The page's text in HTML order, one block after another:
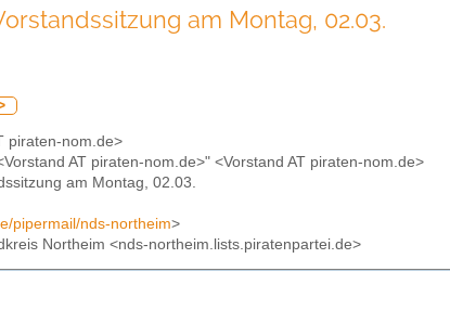
am Montag, 02.03.
piraten-nom.de>
AT piraten-nom.de>" <Vorstand AT piraten-nom.de>
am Montag, 02.03.
pipermail/nds-northeim>
Northeim <nds-northeim.lists.piratenpartei.de>